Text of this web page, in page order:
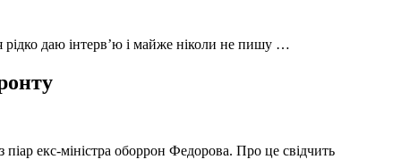
рідко даю інтерв’ю і майже ніколи не пишу …
піар екс-міністра оборрон Федорова. Про це свідчить